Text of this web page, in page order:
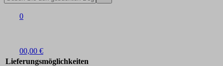
0
00,00 €
Lieferungsmöglichkeiten